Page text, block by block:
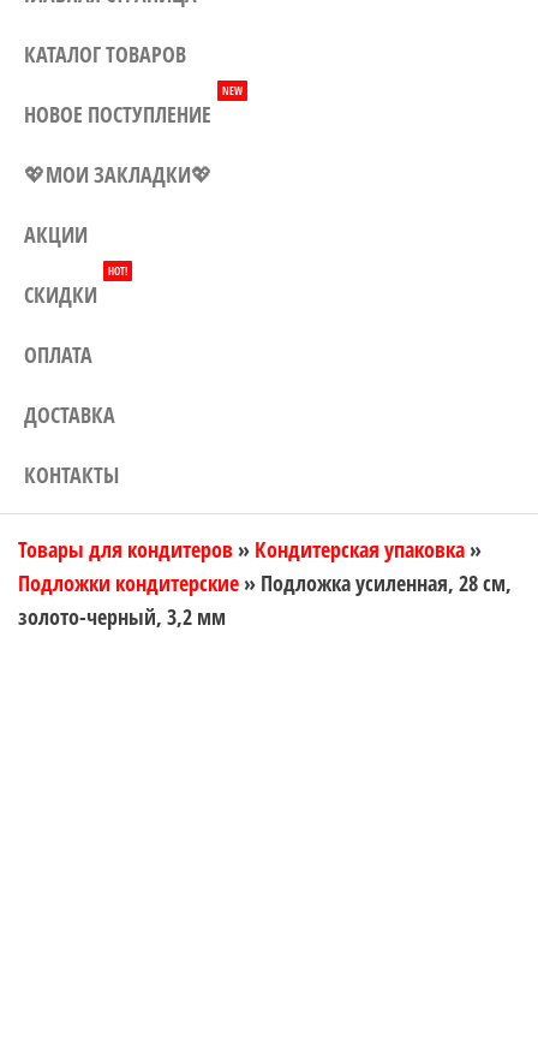
КАТАЛОГ ТОВАРОВ
НОВОЕ ПОСТУПЛЕНИЕ
NEW
💖МОИ ЗАКЛАДКИ💖
АКЦИИ
СКИДКИ
HOT!
ОПЛАТА
ДОСТАВКА
КОНТАКТЫ
Товары для кондитеров » Кондитерская упаковка »
Подложки кондитерские » Подложка усиленная, 28 см,
золото-черный, 3,2 мм